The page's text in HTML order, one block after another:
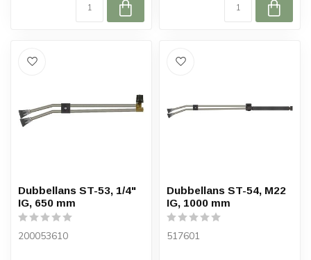
Dubbellans ST-53, 1/4"
IG, 650 mm
200053610
Dubbellans ST-54, M22
IG, 1000 mm
517601